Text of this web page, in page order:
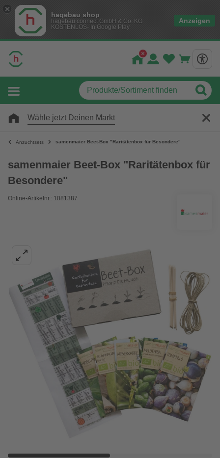
hagebau shop
hagebau connect GmbH & Co. KG
KOSTENLOS- In Google Play
Anzeigen
Wähle jetzt Deinen Markt
Anzuchtsets samenmaier Beet-Box "Raritätenbox für Besondere"
samenmaier Beet-Box "Raritätenbox für
Besondere"
Online-Artikelnr.: 1081387